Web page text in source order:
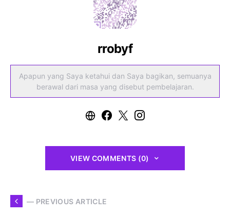
rrobyf
Apapun yang Saya ketahui dan Saya bagikan, semuanya
berawal dari masa yang disebut pembelajaran.
VIEW COMMENTS (0)
— PREVIOUS ARTICLE